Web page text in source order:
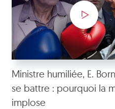
Ministre humiliée, E.
se battre : pourquoi la
implose